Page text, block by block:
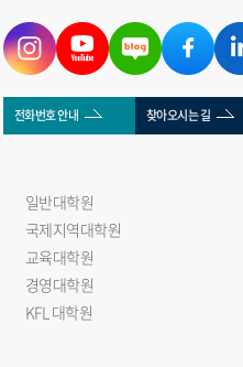
전화번호 안내 찾아오시는 길
일반대학원
국제지역대학원
교육대학원
경영대학원
KFL 대학원